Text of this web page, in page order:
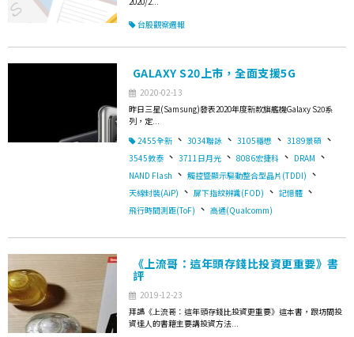
台股觀察週報
GALAXY S20上市，全面支援5G
2020-02-13
昨日三星(Samsung)發表2020年度新款旗艦機Galaxy S20系
列，定...
2455全新 、 3034聯詠 、 3105穩懋 、 3189景碩 、
3545敦泰 、 3711日月光 、 8086宏捷科 、 DRAM 、
NAND Flash 、 觸控暨顯示驅動整合型晶片(TDDI) 、
天線封裝(AiP) 、 屏下指紋辨識(FOD) 、 記憶體 、
飛行時間測距(ToF) 、 高通(Qualcomm)
《上流哥：這年頭存錢比投資更重要》書
評
2019-12-23
拜讀《上流哥：這年頭存錢比投資更重要》這本書，跟坊間投
資達人的書籍主要講投資方法...